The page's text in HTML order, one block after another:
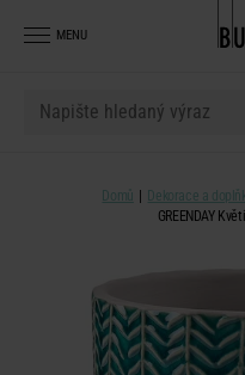
MENU
Domů Dekorace a
GREENDAY